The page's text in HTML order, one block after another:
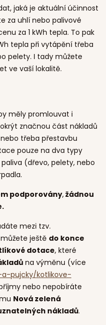
jaká je aktuální účinnost
za uhlí nebo palivové
za 1 kWh tepla. To pak
tepla při vytápění třeba
pelety. I tady můžete
ve vaší lokalitě.
měly promlouvat i
značnou část nákladů
třeba přestavbu
pouze na dva typy
(dřevo, pelety, nebo
podporovány,žádnou
mezi tzv.
ještě do konce
dotace, které
na výměnu (více
pujcky/kotlikove-
nebo nepobíráte
Nová zelená
nákladů.